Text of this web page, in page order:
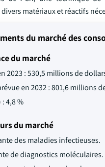
matériaux et réactifs
du marché des
du marché
2023 : 530,5 millions de
en 2032 : 801,6 millions
: 4,8 %
du marché
des maladies infectieuses.
de diagnostics moléculaires.